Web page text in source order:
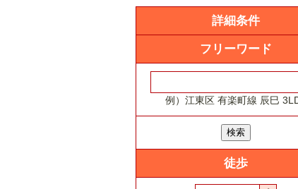
東京都府中市
東京都福生市
東京都町田市
東京都三鷹市
東京都武蔵野市
東京都武蔵村山市
詳細条件
フリーワード
例）江東区 有楽町線 辰巳
徒歩